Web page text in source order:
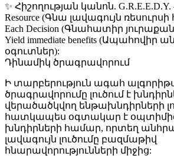
✨ Հիշողության կանոն. G.R.E.E.D.Y.
Resource (Գնա լավագույն
Each Decision (Գնահատիր
Yield immediate benefits (Ապահովիր
օգուտներ):
Դինամիկ ծրագրավորում
Ի տարբերություն ագահ
ծրագրավորումը լուծում է
վերածածկվող ենթախնդիրների
հատկապես օգտակար է
խնդիրների համար, որտեղ
լավագույն լուծումը բազմաթիվ
հնարավորությունների միջից: